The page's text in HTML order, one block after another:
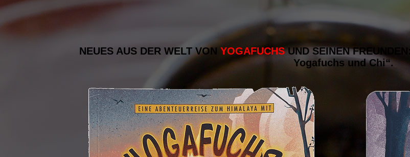
NEUES AUS DER WELT VON YOGAFUCHSUND SEINEN FREUNDEN:
Yogafuchs und Chi“.